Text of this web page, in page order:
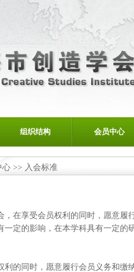
组织结构 会员中心
心 >> 入会标准
，在享受会员权利的同时，愿意履
一定的影响，在本学科具有一定的
利的同时，愿意履行会员义务和缴